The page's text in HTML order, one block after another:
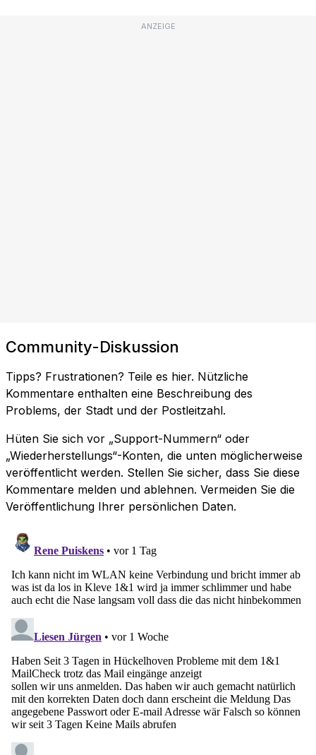
ANZEIGE
Community-Diskussion
Tipps? Frustrationen? Teile es hier. Nützliche
Kommentare enthalten eine Beschreibung des
Problems, der Stadt und der Postleitzahl.
Hüten Sie sich vor „Support-Nummern“ oder
„Wiederherstellungs“-Konten, die unten möglicherweise
veröffentlicht werden. Stellen Sie sicher, dass Sie diese
Kommentare melden und ablehnen. Vermeiden Sie die
Veröffentlichung Ihrer persönlichen Daten.